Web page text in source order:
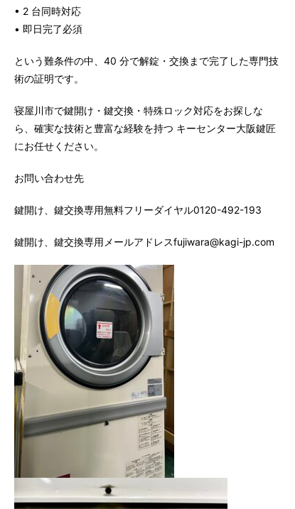
• 2 台同時対応
• 即日完了必須
という難条件の中、40 分で解錠・交換まで完了した専門技
術の証明です。
寝屋川市で鍵開け・鍵交換・特殊ロック対応をお探しな
ら、確実な技術と豊富な経験を持つ キーセンター大阪鍵匠
にお任せください。
お問い合わせ先
鍵開け、鍵交換専用無料フリーダイヤル0120-492-193
鍵開け、鍵交換専用メールアドレスfujiwara@kagi-jp.com